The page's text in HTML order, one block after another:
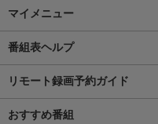
マイメニュー
番組表ヘルプ
リモート録画予約ガイド
おすすめ番組